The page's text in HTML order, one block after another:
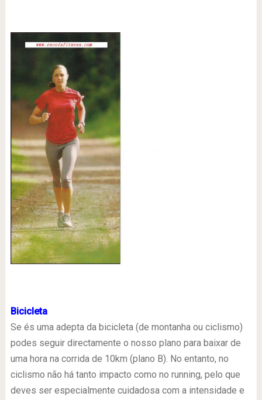
Bicicleta
Se és uma adepta da bicicleta (de montanha ou ciclismo)
podes seguir directamente o nosso plano para baixar de
uma hora na corrida de 10km (plano B). No entanto, no
ciclismo não há tanto impacto como no running, pelo que
deves ser especialmente cuidadosa com a intensidade e